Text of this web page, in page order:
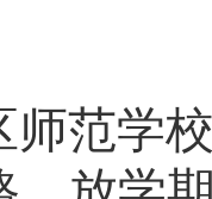
师范学